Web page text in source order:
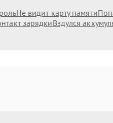
Не видит карту памяти
зарядкиВздулся